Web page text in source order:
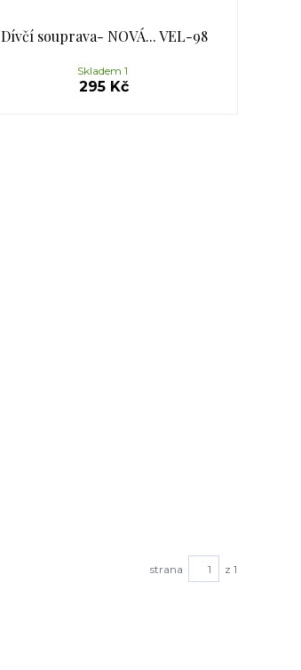
Dívčí souprava- NOVÁ... VEL-98
295 Kč
Skladem 1
strana z 1